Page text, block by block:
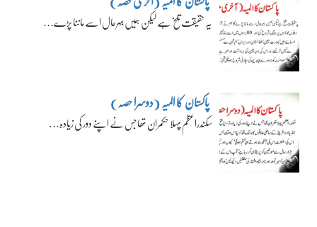
یہ حقیقت تلخ ہے لیکن ہمیں بہرحال اسے ماننا پڑے…
پاکستان کا المیہ (دوسرا حصہ)
سکندراعظم پہلا حکمران تھا جس نے اپنے دور کی زیادہ…